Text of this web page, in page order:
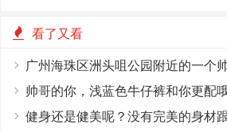
看了又看
广州海珠区洲头咀公园附近的一个
帅哥的你，浅蓝色牛仔裤和你更配
健身还是健美呢？没有完美的身材